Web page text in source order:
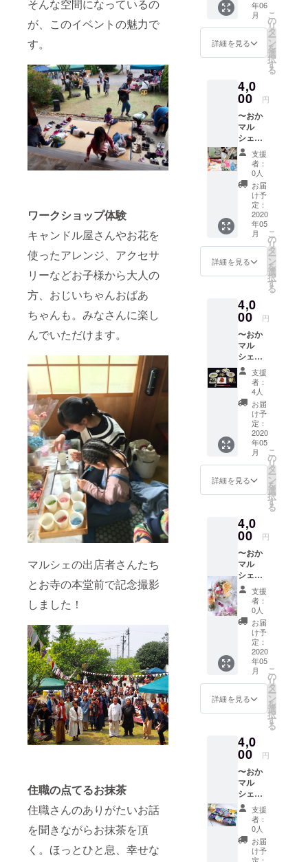
そんな空間になっているの
が、このイベントの魅力で
す。
ワークショップ体験
キャンドル屋さんやお花を
使ったアレンジ、アクセサ
リーなどお子様から大人の
方、おじいちゃんおばあ
ちゃんも。みなさんに楽し
んでいただけます。
マルシェの出店者さんたち
とお寺の本堂前で記念撮影
しました！
住職の点てるお抹茶
住職さんのありがたいお話
を聞きながらお抹茶を頂
く。ほっとひと息、幸せな
5.3(日)
愛知県
の総持
院で行
ト内に
てお渡
ししま
す。】
当日お
越し頂
けな
かった
場合
は、お
渡しは
出来ま
せん。
会場ま
での交
自己負
担とな
3(日)愛
知県岡
崎市の
総持院
シェで
の受取
りま
す。 会
場まで
の交通
費は自
己負担
となり
ます。
当日お
越し頂
けな
かった
メール
にてご
い。
してく
れま
す！ •黄
色 •白 •
お選び
頂けま
す。 ○
中の飾
りは変
わる場
合があ
りま
す。 ○
ピアス
に変更
も可能
です。
《おか
マル
シェ受
取り選
3(日)愛
知県岡
総持院
で行わ
れるお
かマル
シェで
の受取
りとな
りま
す。 会
場まで
の交通
費は自
となり
ます。
けなく
なって
しまっ
た場合
はメー
ルにて
ご相談
くださ
い。
＆心を
込めて
作成し
たお礼
のメー
ル】
さんら
しいシ
ンプル
で大人
可愛い
デザイ
ンの帯
留め。
思わず
着物を
着る機
会が増
えちゃ
いそ
う！ 花
の帯留
め •赤 •
べま
す。 金
魚の帯
留め 遊
び心も
ありな
がら、
しっか
り大人
可愛い
デザイ
ンがな
んとも
キュー
トな一
品で
す！ 金
の色は
選べま
《おか
マル
シェ受
取り選
択の
方》
2020.5.
3(日)愛
知県岡
崎市の
総持院
で行わ
かマル
シェで
りま
す。 会
場まで
の交通
費は自
己負担
となり
ます。
当日お
越し頂
けなく
年06
月
詳細を見る
こ
の
リ
タ
ー
ン
を
選
択
す
る
4,0
00 円
〜おか
マル
シェ出
店者さ
まよ
り〜
Lima♡
COCO
【よご
れない
パステ
ル手
形・足
形アー
ト＆心
を込め
したお
礼の
メー
ル】 小
さなお
子さま
も勿論
です
が、大
人も大
変喜ん
で頂け
ます。
ご自
分、ご
夫婦、
ご家
ちゃん
と一緒
に思い
出作り
はいか
がです
か？
とって
も素敵
なアー
トに変
身で
す！ ★
インス
トラク
ターお
まかせ
アート
プレゼ
※2020.5
.3(日)愛
知県岡
崎市総
持院で
行われ
るおか
マル
支援
者：
0人
お届
け予
定：
2020
年05
月
詳細を見る
こ
の
リ
タ
ー
ン
を
選
択
す
る
4,0
00 円
〜おか
マル
シェ出
店さま
より〜
第一丸
宮 【浅
漬け3
セット
と佃煮
を郵送
＆心を
込めて
作成し
たお礼
のメー
業以来
こだわ
り続け
た浅漬
けの販
売で
す。国
産原
料、純
水、海
塩と岩
塩の特
製塩を
使用し
て保存
料・着
色料は
優しく
美味し
い浅漬
けで
す。商
品展示
は保冷
剤を使
用し、
食品衛
生を遵
支援
者：
4人
お届
け予
定：
2020
年05
月
詳細を見る
こ
の
リ
タ
ー
ン
を
選
択
す
る
4,0
00 円
〜おか
マル
シェ出
店者さ
まよ
り〜
Beauty
Herb
clover
【ハー
ティー
＆心を
込めて
作成し
たお礼
ル】 ミ
ンネで1
位を受
賞、ま
たJewel
JAPAN
の公式
飲料の
ハーブ
ティー
をお楽
支援
者：
0人
お届
け予
定：
2020
年05
月
詳細を見る
こ
の
リ
タ
ー
ン
を
選
択
す
る
4,0
00 円
〜おか
マル
シェ出
店者さ
まよ
り〜
king &
COA
【手作
支援
者：
0人
お届
け予